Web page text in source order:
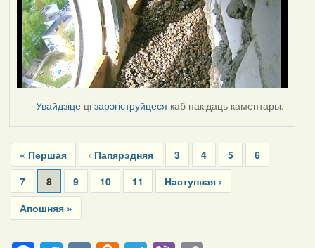
Увайдзіце цізарэгіструйцеся каб пакідаць каментары.
Pagination
First
page
« Першая
Previous
page
‹ Папярэдняя Page
3 Page
4 Page
5 Page
6
Page
7
Current
page
8 Page
9 Page
10 Page
11
Next
page
Наступная ›
Last
page
Апошняя »